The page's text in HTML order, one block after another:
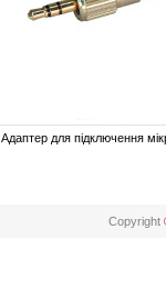
Адаптер для підключення
Copyright